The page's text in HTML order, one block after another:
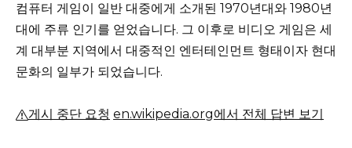
컴퓨터 게임이 일반 대중에게 소개된 1970년대와 1980년
대에 주류 인기를 얻었습니다. 그 이후로 비디오 게임은 세
계 대부분 지역에서 대중적인 엔터테인먼트 형태이자 현대
문화의 일부가 되었습니다.
게시 중단 요청 en.wikipedia.org에서 전체 답변 보기